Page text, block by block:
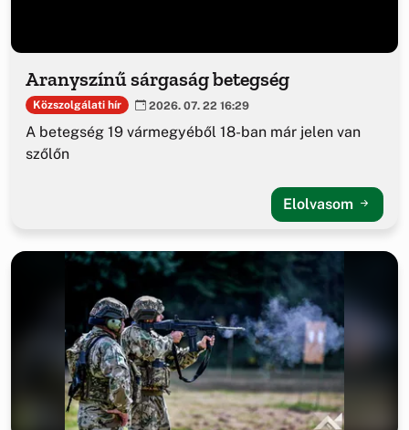
Aranyszínű sárgaság betegség
Közszolgálati hír 2026. 07. 22 16:29
A betegség 19 vármegyéből 18-ban már jelen van
szőlőn
Elolvasom